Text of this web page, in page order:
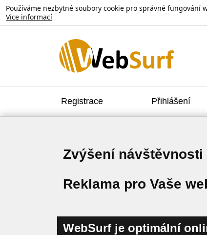
Používáme nezbytné soubory cookie pro správné fungování
Více informací
Registrace Přihlášení
Zvýšení
Reklama pro Vaše
WebSurf je optimální